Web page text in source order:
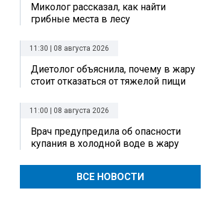
Миколог рассказал, как найти
грибные места в лесу
11:30 | 08 августа 2026
Диетолог объяснила, почему в жару
стоит отказаться от тяжелой пищи
11:00 | 08 августа 2026
Врач предупредила об опасности
купания в холодной воде в жару
ВСЕ НОВОСТИ